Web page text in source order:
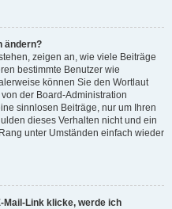
ändern?
zeigen an, wie viele Beiträge
bestimmte Benutzer wie
können Sie den Wortlaut
der Board-Administration
sinnlosen Beiträge, nur um Ihren
dieses Verhalten nicht und ein
unter Umständen einfach wieder
Mail-Link klicke, werde ich